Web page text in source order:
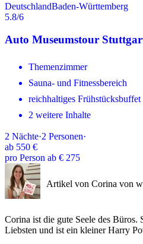
DeutschlandBaden-Württemberg
5.8/6
Auto Museumstour
Themenzimmer
Sauna- und Fitnessbereich
reichhaltiges Frühstücksbuffet
2 weitere Inhalte
2 Nächte·2 Personen·
ab 550 €
pro Person ab € 275
Artikel von Corina von
Corina ist die gute Seele des Büros.
Liebsten und ist ein kleiner Harry